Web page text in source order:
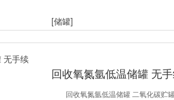
[储罐]
回收氧氮氩低温储罐 无
回收氧氮氩低温储罐 二氧化碳贮